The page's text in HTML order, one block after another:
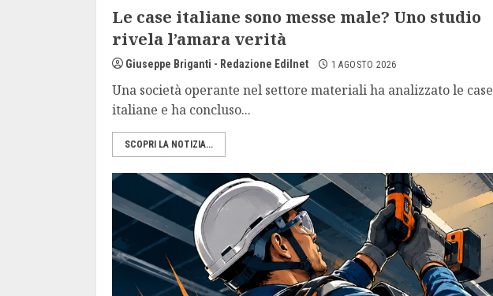
Le case italiane sono messe male? Uno studio
rivela l’amara verità
Giuseppe Briganti - Redazione Edilnet 1 AGOSTO 2026
Una società operante nel settore materiali ha analizzato le case
italiane e ha concluso...
SCOPRI LA NOTIZIA...